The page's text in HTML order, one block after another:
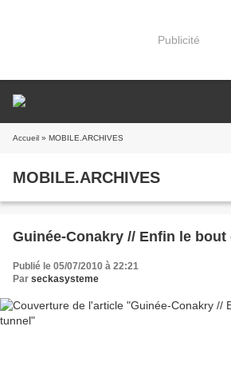
Publicité
Accueil » MOBILE.ARCHIVES
MOBILE.ARCHIVES
Guinée-Conakry // Enfin le bout
Publié le 05/07/2010 à 22:21
Par seckasysteme